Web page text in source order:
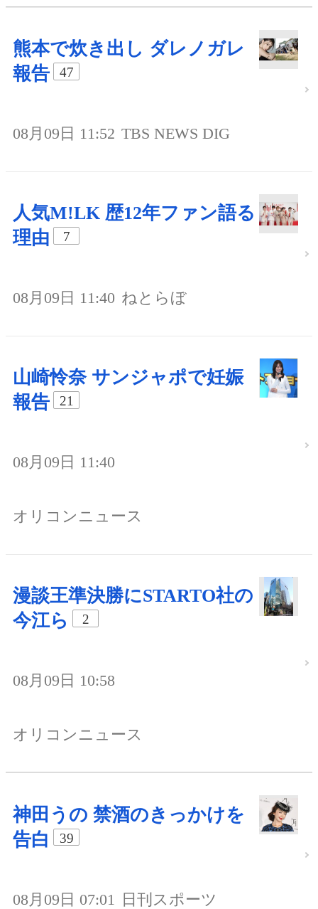
熊本で炊き出し ダレノガレ
報告
47
08月09日 11:52 TBS NEWS DIG
人気M!LK 歴12年ファン語る
理由
7
08月09日 11:40 ねとらぼ
山崎怜奈 サンジャポで妊娠
報告
21
08月09日 11:40
オリコンニュース
漫談王準決勝にSTARTO社の
今江ら
2
08月09日 10:58
オリコンニュース
神田うの 禁酒のきっかけを
告白
39
08月09日 07:01 日刊スポーツ